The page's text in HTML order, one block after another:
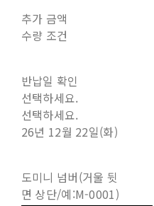
추가 금액
수량 조건
반납일 확인
선택하세요.
선택하세요.
26년 12월 22일(화)
도미니 넘버(거울 뒷
면 상단/예:M-0001)